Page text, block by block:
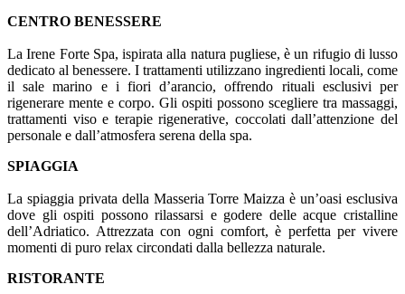
CENTRO BENESSERE
La Irene Forte Spa, ispirata alla natura pugliese, è un rifugio di lusso
dedicato al benessere. I trattamenti utilizzano ingredienti locali, come
il sale marino e i fiori d’arancio, offrendo rituali esclusivi per
rigenerare mente e corpo. Gli ospiti possono scegliere tra massaggi,
trattamenti viso e terapie rigenerative, coccolati dall’attenzione del
personale e dall’atmosfera serena della spa.
SPIAGGIA
La spiaggia privata della Masseria Torre Maizza è un’oasi esclusiva
dove gli ospiti possono rilassarsi e godere delle acque cristalline
dell’Adriatico. Attrezzata con ogni comfort, è perfetta per vivere
momenti di puro relax circondati dalla bellezza naturale.
RISTORANTE